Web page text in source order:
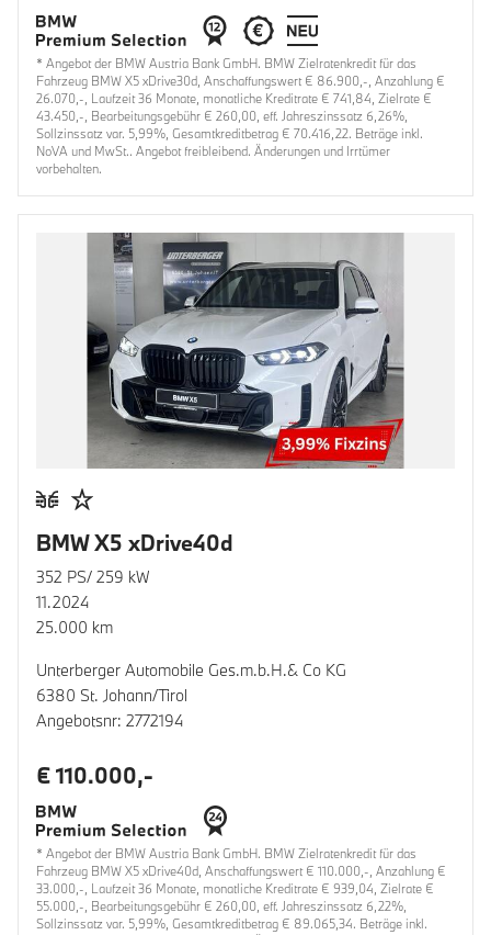
* Angebot der BMW Austria Bank GmbH. BMW Zielratenkredit für das
Fahrzeug BMW X5 xDrive30d, Anschaffungswert € 86.900,-, Anzahlung €
26.070,-, Laufzeit 36 Monate, monatliche Kreditrate € 741,84, Zielrate €
43.450,-, Bearbeitungsgebühr € 260,00, eff. Jahreszinssatz 6,26%,
Sollzinssatz var. 5,99%, Gesamtkreditbetrag € 70.416,22. Beträge inkl.
NoVA und MwSt.. Angebot freibleibend. Änderungen und Irrtümer
vorbehalten.
BMW X5 xDrive40d
352 PS/ 259 kW
11.2024
25.000 km
Unterberger Automobile Ges.m.b.H.& Co KG
6380 St. Johann/Tirol
Angebotsnr: 2772194
€ 110.000,-
* Angebot der BMW Austria Bank GmbH. BMW Zielratenkredit für das
Fahrzeug BMW X5 xDrive40d, Anschaffungswert € 110.000,-, Anzahlung €
33.000,-, Laufzeit 36 Monate, monatliche Kreditrate € 939,04, Zielrate €
55.000,-, Bearbeitungsgebühr € 260,00, eff. Jahreszinssatz 6,22%,
Sollzinssatz var. 5,99%, Gesamtkreditbetrag € 89.065,34. Beträge inkl.